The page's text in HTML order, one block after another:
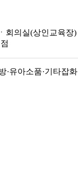
회의실(상인교육장)
·유아소품·기타잡화